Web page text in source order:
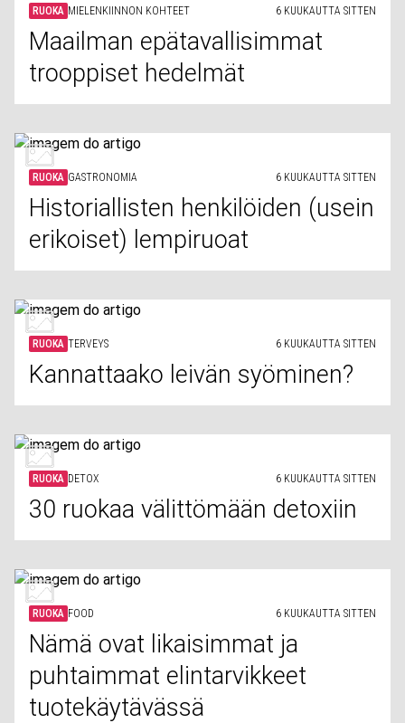
RUOKA MIELENKIINNON KOHTEET 6 KUUKAUTTA SITTEN
Maailman epätavallisimmat
trooppiset hedelmät
RUOKA GASTRONOMIA 6 KUUKAUTTA SITTEN
Historiallisten henkilöiden (usein
erikoiset) lempiruoat
RUOKA TERVEYS 6 KUUKAUTTA SITTEN
Kannattaako leivän syöminen?
RUOKA DETOX 6 KUUKAUTTA SITTEN
30 ruokaa välittömään detoxiin
RUOKA FOOD 6 KUUKAUTTA SITTEN
Nämä ovat likaisimmat ja
puhtaimmat elintarvikkeet
tuotekäytävässä